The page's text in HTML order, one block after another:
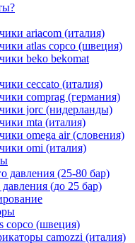
ariacom (италия)
atlas copco (швеция)
beko bekomat
ceccato (италия)
comprag (германия)
jorc (нидерланды)
mta (италия)
omega air (словения)
omi (италия)
давления (25-80 бар)
(до 25 бар)
copco (швеция)
camozzi (италия)